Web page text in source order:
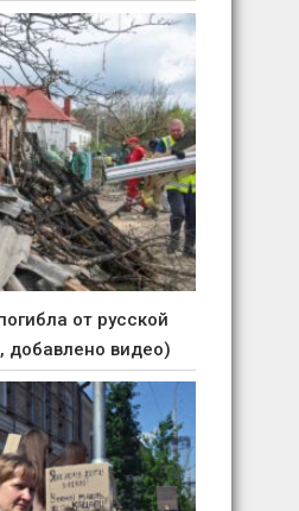
от русской
добавлено видео)